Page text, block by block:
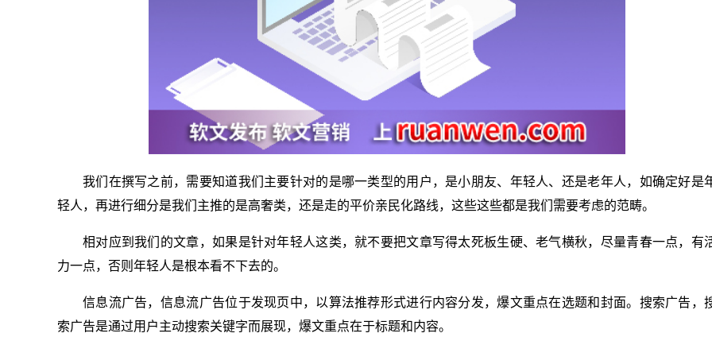
我们在撰写之前，需要知道我们主要针对的是哪一类型的用户，是小朋友、年轻人、还是老年人，如确定好是
轻人，再进行细分是我们主推的是高奢类，还是走的平价亲民化路线，这些这些都是我们需要考虑的范畴。
相对应到我们的文章，如果是针对年轻人这类，就不要把文章写得太死板生硬、老气横秋，尽量青春一点，有
力一点，否则年轻人是根本看不下去的。
信息流广告，信息流广告位于发现页中，以算法推荐形式进行内容分发，爆文重点在选题和封面。搜索广告，
索广告是通过用户主动搜索关键字而展现，爆文重点在于标题和内容。